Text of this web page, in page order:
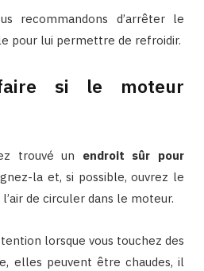
recommandons d’arrêter le
pour lui permettre de refroidir.
si le moteur
trouvé un endroit sûr pour
la et, si possible, ouvrez le
de circuler dans le moteur.
lorsque vous touchez des
elles peuvent être chaudes, il